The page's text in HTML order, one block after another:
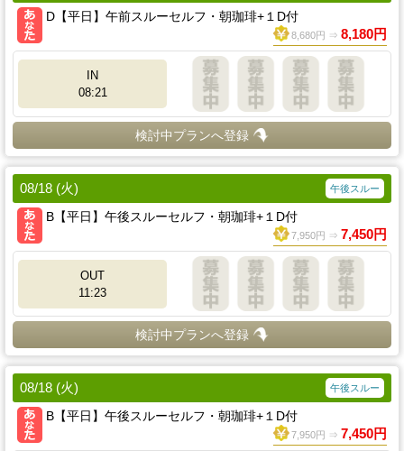
D【平日】午前スルーセルフ・朝珈琲+１D付
8,680円 ⇒ 8,180円
IN
08:21
検討中プランへ登録
08/18 (火) 午後スルー
B【平日】午後スルーセルフ・朝珈琲+１D付
7,950円 ⇒ 7,450円
OUT
11:23
検討中プランへ登録
08/18 (火) 午後スルー
B【平日】午後スルーセルフ・朝珈琲+１D付
7,950円 ⇒ 7,450円